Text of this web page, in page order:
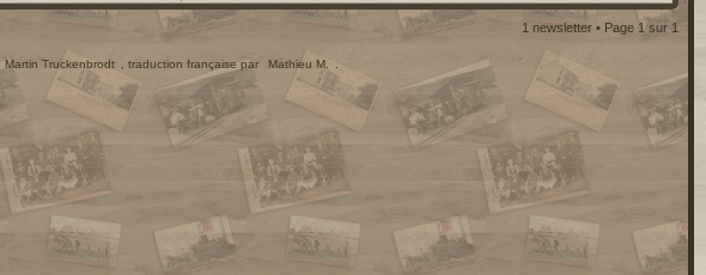
1 newsletter • Page 1sur1
Martin Truckenbrodt , traduction française par Mathieu M. .